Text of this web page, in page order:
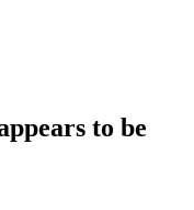
to be